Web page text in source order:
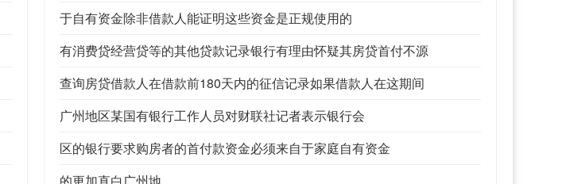
于自有资金除非借款人能证明这些资金是正规使用的
有消费贷经营贷等的其他贷款记录银行有理由怀疑其房贷首付不源
查询房贷借款人在借款前180天内的征信记录如果借款人在这期间
广州地区某国有银行工作人员对财联社记者表示银行会
区的银行要求购房者的首付款资金必须来自于家庭自有资金